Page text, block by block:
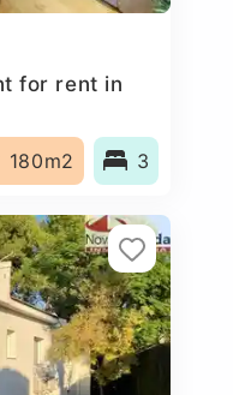
for rent in
180m2 3